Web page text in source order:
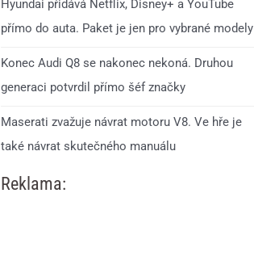
Hyundai přidává Netflix, Disney+ a YouTube
přímo do auta. Paket je jen pro vybrané modely
Konec Audi Q8 se nakonec nekoná. Druhou
generaci potvrdil přímo šéf značky
Maserati zvažuje návrat motoru V8. Ve hře je
také návrat skutečného manuálu
Reklama: